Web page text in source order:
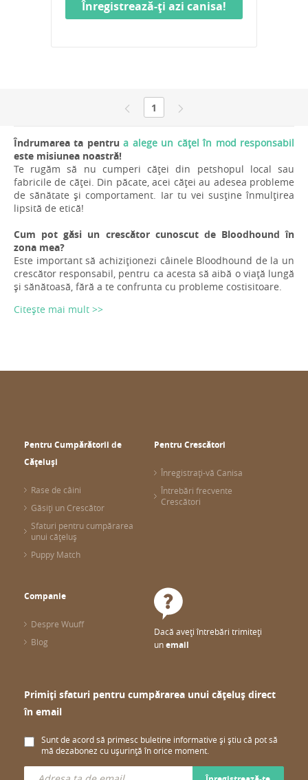
Înregistrează-ți azi canisa!
1
Îndrumarea ta pentrua alege un cățel în mod responsabil
este misiunea noastră!
Te rugăm să nu cumperi căței din petshopul local sau
fabricile de căței. Din păcate, acei căței au adesea probleme
de sănătate și comportament. Iar tu vei susține înmulțirea
lipsită de etică!
Cum pot găsi un crescător cunoscut de Bloodhound în
zona mea?
Este important să achiziționezi câinele Bloodhound de la un
crescător responsabil, pentru ca acesta să aibă o viață lungă
și sănătoasă, fără a te confrunta cu probleme costisitoare.
Citește mai mult >>
Pentru Cumpărătorii de
Cățeluși
Rase de câini
Găsiți un Crescător
Sfaturi pentru cumpărarea
unui cățeluș
Puppy Match
Pentru Crescători
Înregistrați-vă Canisa
Întrebări frecvente
Crescători
Companie
Despre Wuuff
Blog
Dacă aveți întrebări trimiteți
unemail
Primiți sfaturi pentru cumpărarea unui cățeluș direct
în email
Sunt de acord să primesc buletine informative și știu că pot să
mă dezabonez cu ușurință în orice moment.